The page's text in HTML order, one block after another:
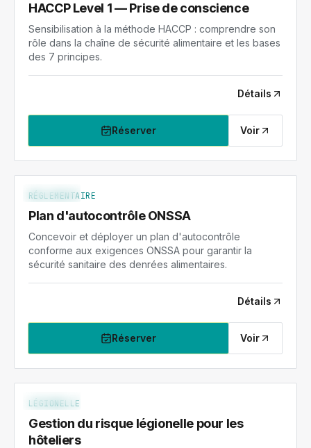
HACCP Level 1 — Prise de conscience
Sensibilisation à la méthode HACCP : comprendre son
rôle dans la chaîne de sécurité alimentaire et les bases
des 7 principes.
Détails
Réserver Voir
ONSSA-PAC
RÉGLEMENTAIRE
Plan d'autocontrôle ONSSA
Concevoir et déployer un plan d'autocontrôle
conforme aux exigences ONSSA pour garantir la
sécurité sanitaire des denrées alimentaires.
Détails
Réserver Voir
LEGIO-HOT
LÉGIONELLE
Gestion du risque légionelle pour les
hôteliers